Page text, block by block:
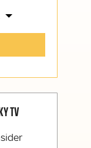
Sport
TV